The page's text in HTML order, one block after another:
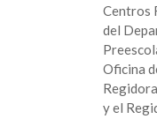
Centros
del
Oficina
y el